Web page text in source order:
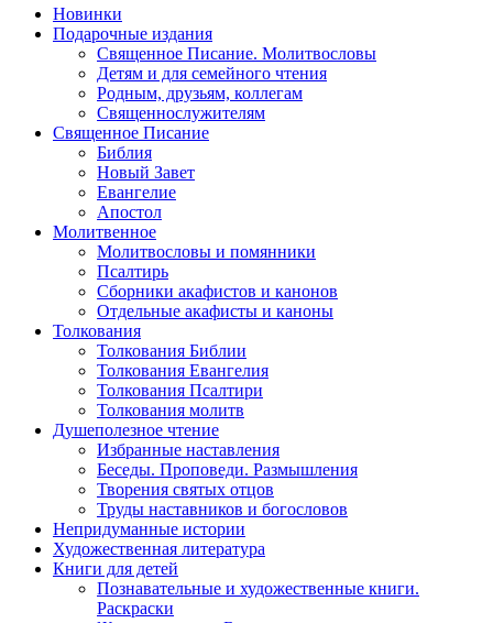
Новинки
Подарочные издания
Священное Писание. Молитвословы
Детям и для семейного чтения
Родным, друзьям, коллегам
Священнослужителям
Священное Писание
Библия
Новый Завет
Евангелие
Апостол
Молитвенное
Молитвословы и помянники
Псалтирь
Сборники акафистов и канонов
Отдельные акафисты и каноны
Толкования
Толкования Библии
Толкования Евангелия
Толкования Псалтири
Толкования молитв
Душеполезное чтение
Избранные наставления
Беседы. Проповеди. Размышления
Творения святых отцов
Труды наставников и богословов
Непридуманные истории
Художественная литература
Книги для детей
Познавательные и художественные книги.
Раскраски